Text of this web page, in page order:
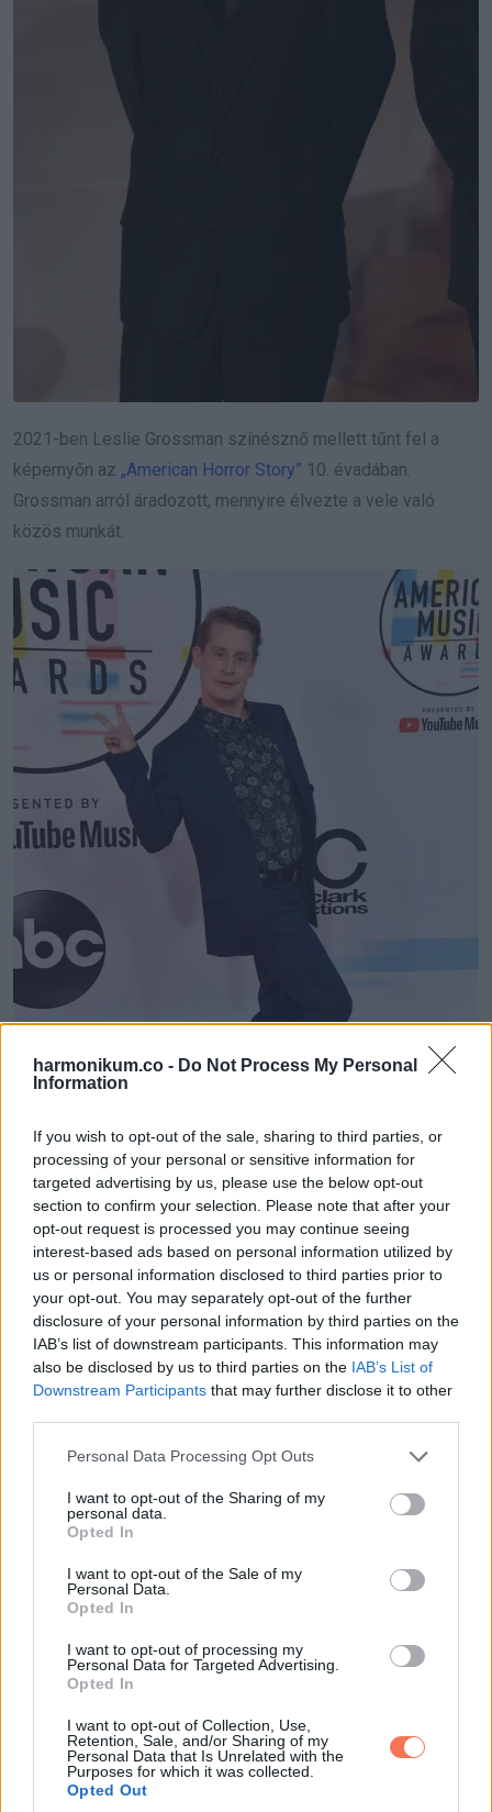
harmonikum.co - Do Not Process My Personal
Information
If you wish to opt-out of the sale, sharing to third parties, or
processing of your personal or sensitive information for
targeted advertising by us, please use the below opt-out
section to confirm your selection. Please note that after your
opt-out request is processed you may continue seeing
interest-based ads based on personal information utilized by
us or personal information disclosed to third parties prior to
your opt-out. You may separately opt-out of the further
disclosure of your personal information by third parties on the
IAB’s list of downstream participants. This information may
also be disclosed by us to third parties on the IAB’s List of
Downstream Participants that may further disclose it to other
Please note that this website/app uses one or more Google
not limited to your visit or usage behaviour. You may click to
grant or deny consent to Google and its third-party tags to
use your data for below specified purposes in below Google
consent section.
Personal Data Processing Opt Outs
I want to opt-out of the Sharing of my
personal data.
Opted In
I want to opt-out of the Sale of my
Personal Data.
Opted In
I want to opt-out of processing my
Personal Data for Targeted Advertising.
Opted In
I want to opt-out of Collection, Use,
Retention, Sale, and/or Sharing of my
Personal Data that Is Unrelated with the
Purposes for which it was collected.
Opted Out
2021-ben Leslie Grossman színésznő mellett tűnt fel a
képernyőn az „American Horror Story” 10. évadában.
Grossman arról áradozott, mennyire élvezte a vele való
közös munkát.
Macaulay magánélete is virágzott. Első fiát, Dakota 2022
áprilisában született gyermekszínésznő társától, Brenda
Songtól. A párnak még ugyanebben az évben megvolt az
eljegyzéseegy évtizeddel az első randevújuk után.